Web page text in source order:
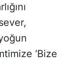
‘Bize